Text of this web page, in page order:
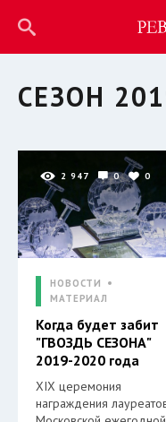
СЕЗОН
2 947 0 0
НОВОСТИ
МАТЕРИАЛ
Когда будет забит
"ГВОЗДЬ СЕЗОНА"
2019-2020 года
XIX церемония
награждения